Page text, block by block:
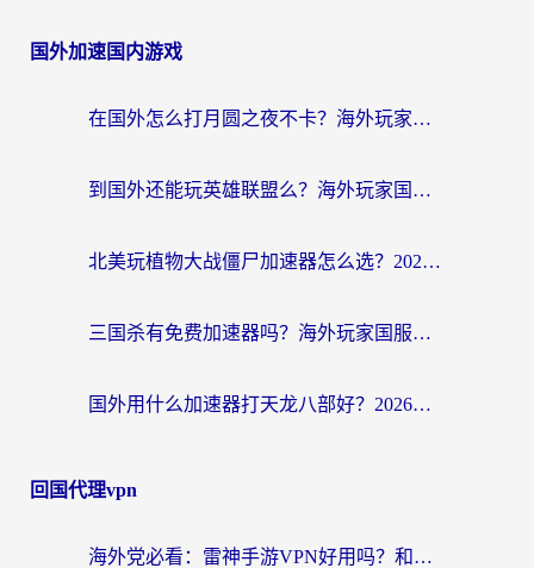
国外加速国内游戏
在国外怎么打月圆之夜不卡？海外玩家国服游戏加速终极指南（附巴西英国游戏适配方案）
到国外还能玩英雄联盟么？海外玩家国服游戏畅玩终极指南
北美玩植物大战僵尸加速器怎么选？2026海外党必看的国服游戏加速指南
三国杀有免费加速器吗？海外玩家国服畅玩终极指南（附泰国南非专属解决方案）
国外用什么加速器打天龙八部好？2026海外玩家国服游戏加速全攻略
回国代理vpn
海外党必看：雷神手游VPN好用吗？和天速回国VPN对比哪个回国效果更好？附实用加速器选择指南